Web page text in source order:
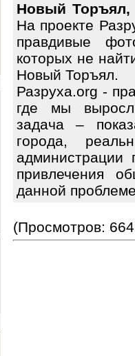
Новый Торъял,
На проекте
правдивые
которых не
Новый Торъял.
Разруха.org -
где мы
задача –
города,
привлечения
данной
(Просмотров: